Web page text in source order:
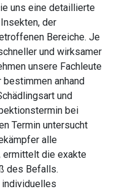
uns eine detaillierte
der
Bereiche. Je
und wirksamer
unsere Fachleute
bestimmen anhand
und
bei
Termin untersucht
alle
ermittelt die exakte
des Befalls.
individuelles